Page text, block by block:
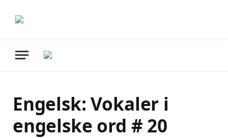
Engelsk: Vokaler i
engelske ord # 20